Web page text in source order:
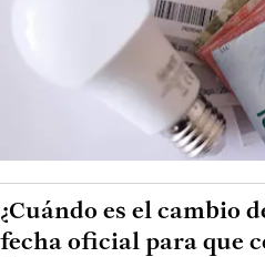
¿Cuándo es el cambio
fecha oficial para que